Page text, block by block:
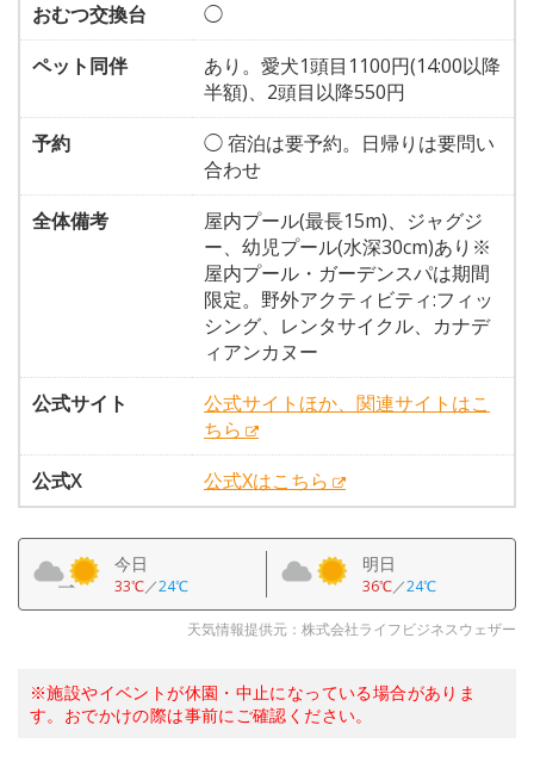
おむつ交換台
◯
ペット同伴
あり。愛犬1頭目1100円(14:00以降
半額)、2頭目以降550円
予約
◯ 宿泊は要予約。日帰りは要問い
合わせ
全体備考
屋内プール(最長15m)、ジャグジ
ー、幼児プール(水深30cm)あり※
屋内プール・ガーデンスパは期間
限定。野外アクティビティ:フィッ
シング、レンタサイクル、カナデ
ィアンカヌー
公式サイト
公式サイトほか、関連サイトはこ
ちら
公式X
公式Xはこちら
今日
33℃／24℃
明日
36℃／24℃
天気情報提供元：株式会社ライフビジネスウェザー
※施設やイベントが休園・中止になっている場合がありま
す。おでかけの際は事前にご確認ください。